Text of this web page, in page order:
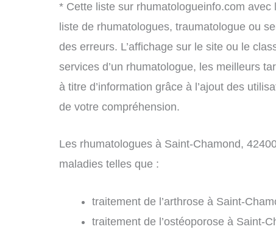
* Cette liste sur rhumatologueinfo.com
liste de rhumatologues, traumatologue ou
des erreurs. L’affichage sur le site ou le
services d’un rhumatologue, les meilleurs
à titre d’information grâce à l’ajout des
de votre compréhension.
Les rhumatologues à Saint-Chamond,
maladies telles que :
traitement de l’arthrose à Saint-
traitement de l’ostéoporose à Saint-